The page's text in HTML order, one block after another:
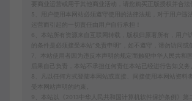
要商业运营或用于其他商业活动，请您购买正版授权并合法
5、用户使用本网站必须遵守使用的法律法规，对于用户违
6、本站所有资源来自互联网转载，版权归原著所有，用户
的条件是必须接受本站“免责申明”，如不遵守，请勿访问或
7、本站使用者因为违反本声明的规定而触犯中华人民共和
后果自己负责，本站不承担任何责任本站已经进行告知义务
8、凡以任何方式登陆本网站或直接、间接使用本网站资料
受本网站声明的约束。
9、本站以《2013中华人民共和国计算机软件保护条例》第